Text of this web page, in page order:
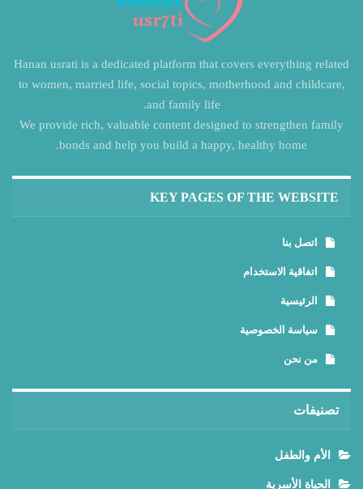
Hanan usrati is a dedicated platform that covers everything related
to women, married life, social topics, motherhood and childcare,
and family life.
We provide rich, valuable content designed to strengthen family
bonds and help you build a happy, healthy home.
KEY PAGES OF THE WEBSITE
اتصل بنا
اتفاقية الاستخدام
الرئيسية
سياسة الخصوصية
من نحن
تصنيفات
الأم والطفل
الحياة الأسرية